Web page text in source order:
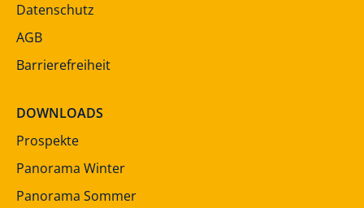
Datenschutz
AGB
Barrierefreiheit
DOWNLOADS
Prospekte
Panorama Winter
Panorama Sommer